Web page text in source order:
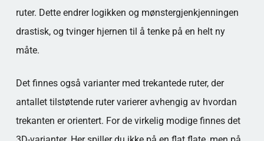
ruter. Dette endrer logikken og mønstergjenkjenningen
drastisk, og tvinger hjernen til å tenke på en helt ny
måte.
Det finnes også varianter med trekantede ruter, der
antallet tilstøtende ruter varierer avhengig av hvordan
trekanten er orientert. For de virkelig modige finnes det